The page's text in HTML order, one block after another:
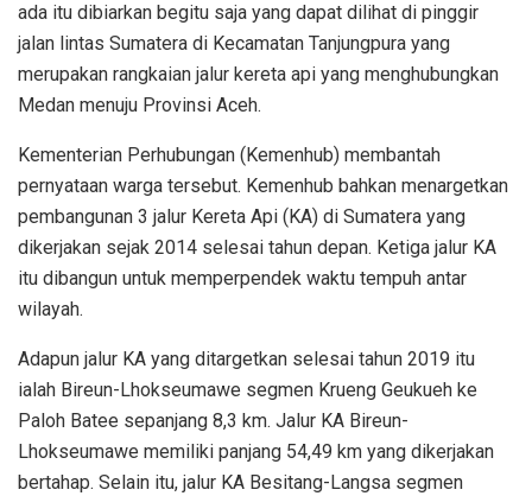
ada itu dibiarkan begitu saja yang dapat dilihat di pinggir
jalan lintas Sumatera di Kecamatan Tanjungpura yang
merupakan rangkaian jalur kereta api yang menghubungkan
Medan menuju Provinsi Aceh.
Kementerian Perhubungan (Kemenhub) membantah
pernyataan warga tersebut. Kemenhub bahkan menargetkan
pembangunan 3 jalur Kereta Api (KA) di Sumatera yang
dikerjakan sejak 2014 selesai tahun depan. Ketiga jalur KA
itu dibangun untuk memperpendek waktu tempuh antar
wilayah.
Adapun jalur KA yang ditargetkan selesai tahun 2019 itu
ialah Bireun-Lhokseumawe segmen Krueng Geukueh ke
Paloh Batee sepanjang 8,3 km. Jalur KA Bireun-
Lhokseumawe memiliki panjang 54,49 km yang dikerjakan
bertahap. Selain itu, jalur KA Besitang-Langsa segmen